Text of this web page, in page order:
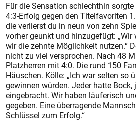
Für die Sensation schlechthin
4:3-Erfolg gegen den Titelfavoriten
die verlierst du in neun von zehn
vorher geunkt und hinzugefügt: „Wir
wir die zehnte Möglichkeit nutzen.“
nicht zu viel versprochen. Nach 48
Platzherren mit 4:0. Die rund 150
Häuschen. Kölle: „Ich war selten so
gewinnen würden. Jeder hatte Bock,
eingebracht. Wir haben läuferisch
gegeben. Eine überragende
Schlüssel zum Erfolg.“